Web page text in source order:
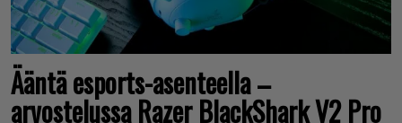
Ääntä esports-asenteella –
arvostelussa Razer BlackShark V2 Pro